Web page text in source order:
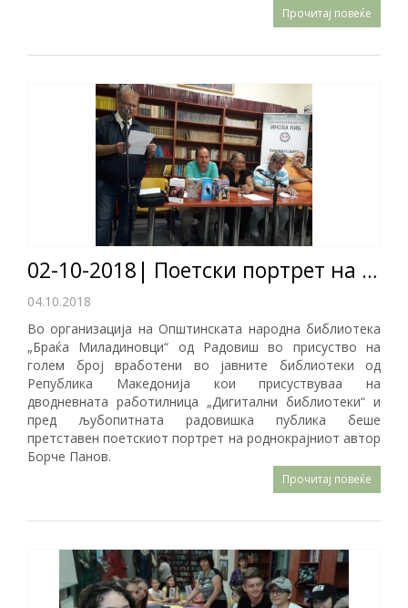
Прочитај повеќе
02-10-2018| Поетски портрет на Борче Панов
04.10.2018
Во организација на Општинската народна библиотека
„Браќа Миладиновци“ од Радовиш во присуство на
голем број вработени во јавните библиотеки од
Република Македонија кои присуствуваа на
дводневната работилница „Дигитални библиотеки“ и
пред љубопитната радовишка публика беше
претставен поетскиот портрет на роднокрајниот автор
Борче Панов.
Прочитај повеќе